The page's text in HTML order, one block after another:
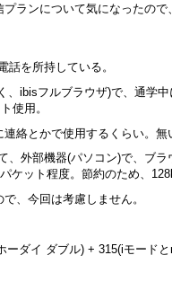
ランについて気になったので
話を所持している。
、ibisフルブラウザ)で、通学
使用。
絡とかで使用するくらい。無
、外部機器(パソコン)で、ブ
ケット程度。節約のため、
、今回は考慮しません。
ーダイ ダブル) + 315(iモード